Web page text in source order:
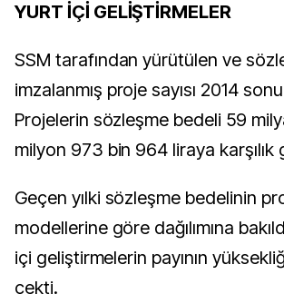
YURT İÇİ GELİŞTİRMELER
SSM tarafından yürütülen ve
imzalanmış proje sayısı 2014
Projelerin sözleşme bedeli 59
milyon 973 bin 964 liraya karşılık
Geçen yılki sözleşme bedelinin
modellerine göre dağılımına
içi geliştirmelerin payının
çekti.